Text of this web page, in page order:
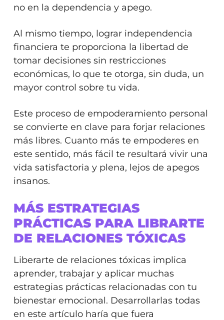
no en la dependencia y apego.
Al mismo tiempo, lograr independencia
financiera te proporciona la libertad de
tomar decisiones sin restricciones
económicas, lo que te otorga, sin duda, un
mayor control sobre tu vida.
Este proceso de empoderamiento personal
se convierte en clave para forjar relaciones
más libres. Cuanto más te empoderes en
este sentido, más fácil te resultará vivir una
vida satisfactoria y plena, lejos de apegos
insanos.
MÁS ESTRATEGIAS
PRÁCTICAS PARA LIBRARTE
DE RELACIONES TÓXICAS
Liberarte de relaciones tóxicas implica
aprender, trabajar y aplicar muchas
estrategias prácticas relacionadas con tu
bienestar emocional. Desarrollarlas todas
en este artículo haría que fuera